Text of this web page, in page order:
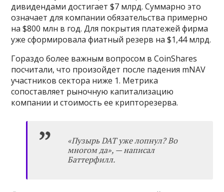
дивидендами достигает $7 млрд. Суммарно это
означает для компании обязательства примерно
на $800 млн в год. Для покрытия платежей фирма
уже сформировала фиатный резерв на $1,44 млрд.
Гораздо более важным вопросом в CoinShares
посчитали, что произойдет после падения mNAV
участников сектора ниже 1. Метрика
сопоставляет рыночную капитализацию
компании и стоимость ее крипторезерва.
«Пузырь DAT уже лопнул? Во
многом да», — написал
Баттерфилл.